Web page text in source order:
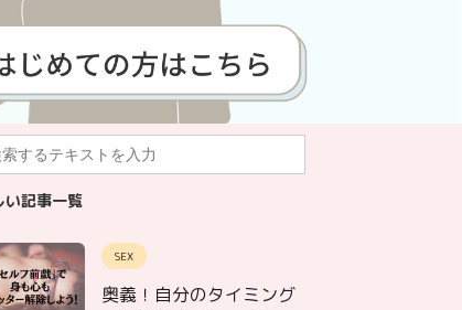
い記事一覧
SEX
奥義！自分のタイミング